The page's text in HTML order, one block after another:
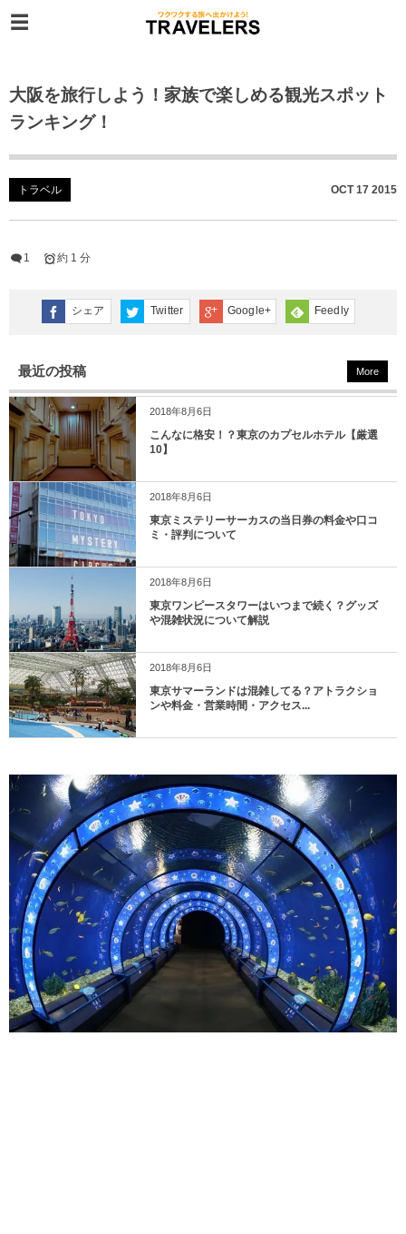
大阪を旅行しよう！家族で楽しめる観光スポット
ランキング！
トラベル OCT 17 2015
1 約 1 分
シェア Twitter Google+ Feedly
最近の投稿
2018年8月6日
こんなに格安！？東京のカプセルホテル【厳選
10】
2018年8月6日
東京ミステリーサーカスの当日券の料金や口コ
ミ・評判について
2018年8月6日
東京ワンピースタワーはいつまで続く？グッズ
や混雑状況について解説
2018年8月6日
東京サマーランドは混雑してる？アトラクショ
ンや料金・営業時間・アクセス...
More